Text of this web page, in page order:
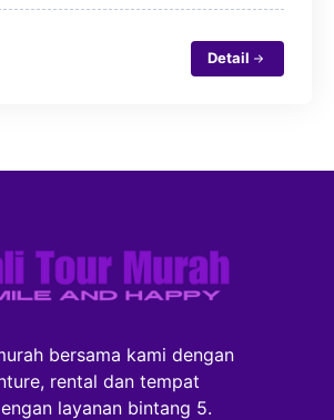
Detail
bersama kami dengan
rental dan tempat
layanan bintang 5.